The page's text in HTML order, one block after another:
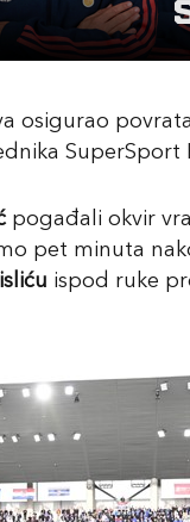
osigurao
pogađali okvir
pet minuta
ispod ruke